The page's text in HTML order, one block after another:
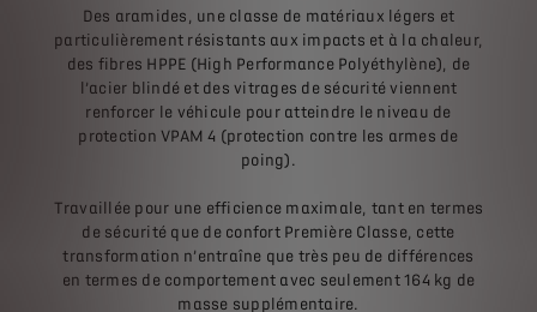
Des aramides, une classe de matériaux légers et
particulièrement résistants aux impacts et à la chaleur,
des fibres HPPE (High Performance Polyéthylène), de
l’acier blindé et des vitrages de sécurité viennent
renforcer le véhicule pour atteindre le niveau de
protection VPAM 4 (protection contre les armes de
poing).
Travaillée pour une efficience maximale, tant en termes
de sécurité que de confort Première Classe, cette
transformation n’entraîne que très peu de différences
en termes de comportement avec seulement 164 kg de
masse supplémentaire.